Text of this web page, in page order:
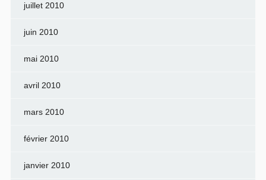
juillet 2010
juin 2010
mai 2010
avril 2010
mars 2010
février 2010
janvier 2010